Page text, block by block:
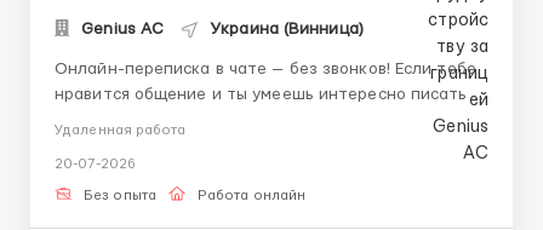
Genius AС Украина (Винница)
Онлайн-переписка в чате — без звонков! Если тебе
нравится общение и ты умеешь интересно писать —
эта работа тебе подойдёт. Что нужно: — вести
переписки на английском (можно с переводчиком); —
быть вовлечённым, поддерживать интерес.
Требования: — базовые н...
Удаленная работа
20-07-2026
Без опыта Работа онлайн